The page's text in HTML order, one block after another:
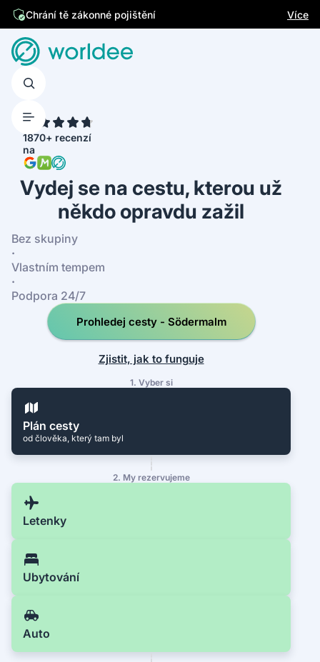
Chrání tě zákonné pojištění
Více
1870+ recenzí
na
Vydej se na cestu, kterou už
někdo opravdu zažil
Bez skupiny
·
Vlastním tempem
·
Podpora 24/7
Prohledej cesty - Södermalm
Zjistit, jak to funguje
1. Vyber si
Plán cesty
od člověka, který tam byl
2. My rezervujeme
Letenky
Ubytování
Auto